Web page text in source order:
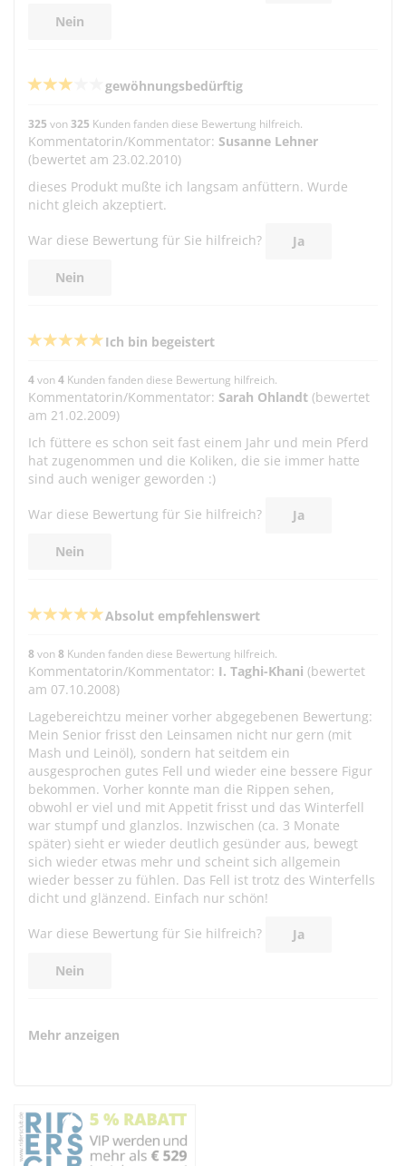
Nein
gewöhnungsbedürftig
325 von325 Kunden fanden diese Bewertung hilfreich.
Kommentatorin/Kommentator: Susanne Lehner
(bewertet am 23.02.2010)
dieses Produkt mußte ich langsam anfüttern. Wurde
nicht gleich akzeptiert.
War diese Bewertung für Sie hilfreich? Ja
Nein
Ich bin begeistert
4von4 Kunden fanden diese Bewertung hilfreich.
Kommentatorin/Kommentator: Sarah Ohlandt (bewertet
am 21.02.2009)
Ich füttere es schon seit fast einem Jahr und mein Pferd
hat zugenommen und die Koliken, die sie immer hatte
sind auch weniger geworden :)
War diese Bewertung für Sie hilfreich? Ja
Nein
Absolut empfehlenswert
8von8 Kunden fanden diese Bewertung hilfreich.
Kommentatorin/Kommentator: I. Taghi-Khani (bewertet
am 07.10.2008)
Lagebereichtzu meiner vorher abgegebenen Bewertung:
Mein Senior frisst den Leinsamen nicht nur gern (mit
Mash und Leinöl), sondern hat seitdem ein
ausgesprochen gutes Fell und wieder eine bessere Figur
bekommen. Vorher konnte man die Rippen sehen,
obwohl er viel und mit Appetit frisst und das Winterfell
war stumpf und glanzlos. Inzwischen (ca. 3 Monate
später) sieht er wieder deutlich gesünder aus, bewegt
sich wieder etwas mehr und scheint sich allgemein
wieder besser zu fühlen. Das Fell ist trotz des Winterfells
dicht und glänzend. Einfach nur schön!
War diese Bewertung für Sie hilfreich? Ja
Nein
Mehr anzeigen